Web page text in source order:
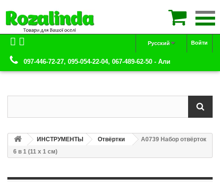
Войти
Русский
097-446-72-27, 095-054-22-04, 067-489-62-50 - Али
ИНСТРУМЕНТЫ Отвёртки
А0739 Набор отвёрток
6 в 1 (11 х 1 см)
